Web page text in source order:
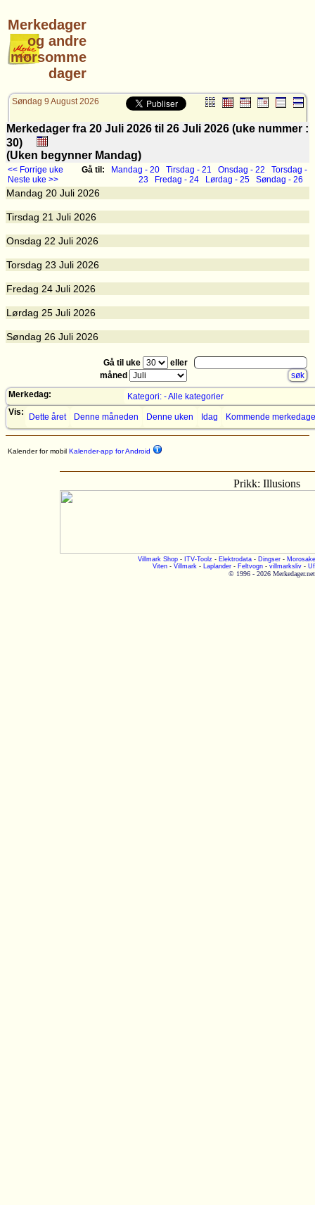
Merkedager
og andre
morsomme
dager
Søndag 9 August 2026
Merkedager fra 20 Juli 2026 til 26 Juli 2026 (uke nummer :
30)
(Uken begynner Mandag)
<< Forrige uke
Neste uke >>
Gå til: Mandag - 20 Tirsdag - 21 Onsdag - 22
Torsdag -
23
Fredag - 24 Lørdag - 25 Søndag - 26
Mandag 20 Juli 2026
Tirsdag 21 Juli 2026
Onsdag 22 Juli 2026
Torsdag 23 Juli 2026
Fredag 24 Juli 2026
Lørdag 25 Juli 2026
Søndag 26 Juli 2026
Gå til uke
eller
måned
Merkedag:
Kategori: - Alle kategorier
Vis:
Dette året Denne måneden Denne uken Idag Kommende
Kalender for mobil Kalender-app for Android
Prikk: Illusions
Villmark Shop- ITV-Toolz - Elektrodata- Dingser-
Viten - Villmark - Laplander - Feltvogn - villmarksliv -
© 1996 - 2026 Merkedager.net